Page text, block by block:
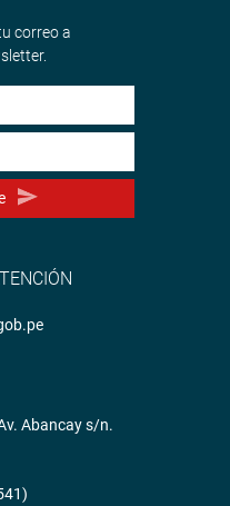
correo a
Abancay s/n.